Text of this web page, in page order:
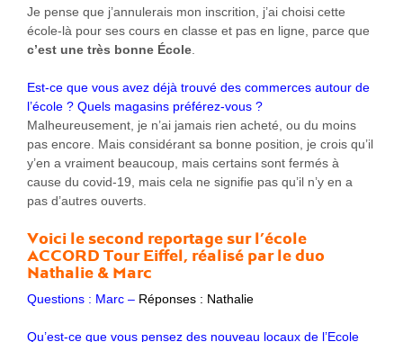
Je pense que j’annulerais mon inscrition, j’ai choisi cette
école-là pour ses cours en classe et pas en ligne, parce que
c’est une très bonne École
Est-ce que vous avez déjà trouvé des commerces autour de
l’école ? Quels magasins préférez-vous ?
Malheureusement, je n’ai jamais rien acheté, ou du moins
pas encore. Mais considérant sa bonne position, je crois qu’il
y’en a vraiment beaucoup, mais certains sont fermés à
cause du covid-19, mais cela ne signifie pas qu’il n’y en a
pas d’autres ouverts.
Voici le second reportage surl’école
ACCORD Tour Eiffel, réalisé par le duo
Nathalie & Marc
Questions : Marc – Réponses : Nathalie
Qu’est-ce que vous pensez des nouveau locaux de l’Ecole